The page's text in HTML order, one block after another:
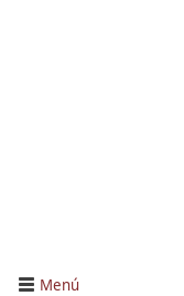
Menú